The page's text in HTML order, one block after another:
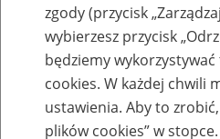
Komunikaty
zgody (przycisk
wybierzesz przycisk
będziemy
cookies. W każdej chwili
ustawienia. Aby to
plików cookies” w stopce.